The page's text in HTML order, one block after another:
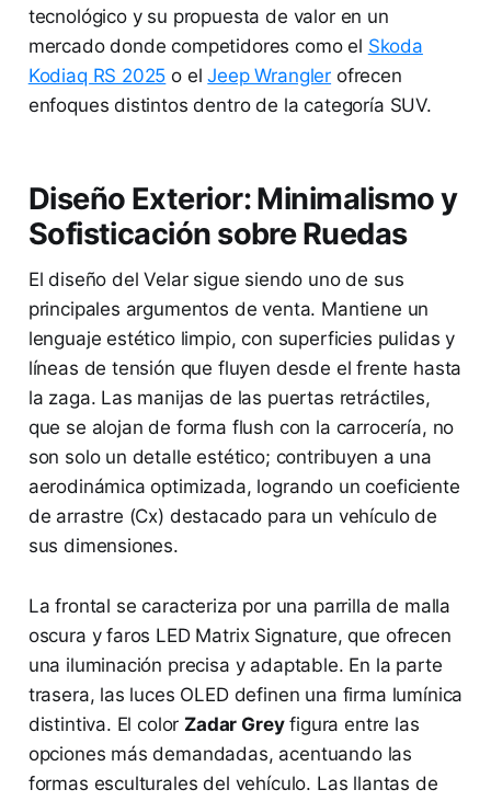
tecnológico y su propuesta de valor en un
mercado donde competidores como el Skoda
Kodiaq RS 2025 o elJeep Wrangler ofrecen
enfoques distintos dentro de la categoría SUV.
Diseño Exterior: Minimalismo y
Sofisticación sobre Ruedas
El diseño del Velar sigue siendo uno de sus
principales argumentos de venta. Mantiene un
lenguaje estético limpio, con superficies pulidas y
líneas de tensión que fluyen desde el frente hasta
la zaga. Las manijas de las puertas retráctiles,
que se alojan de forma flush con la carrocería, no
son solo un detalle estético; contribuyen a una
aerodinámica optimizada, logrando un coeficiente
de arrastre (Cx) destacado para un vehículo de
sus dimensiones.
La frontal se caracteriza por una parrilla de malla
oscura y faros LED Matrix Signature, que ofrecen
una iluminación precisa y adaptable. En la parte
trasera, las luces OLED definen una firma lumínica
distintiva. El color Zadar Greyfigura entre las
opciones más demandadas, acentuando las
formas esculturales del vehículo. Las llantas de